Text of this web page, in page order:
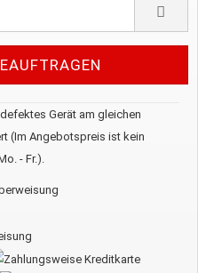
Gerät am gleichen
(Im Angebotspreis ist kein
- Fr.).